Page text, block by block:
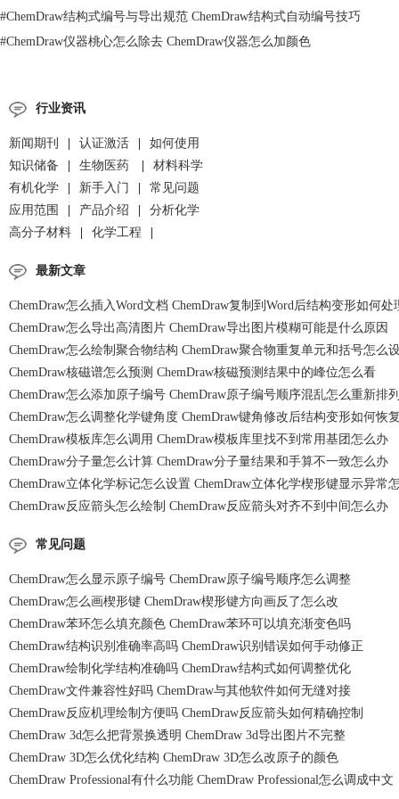
#ChemDraw结构式编号与导出规范 ChemDraw结构式自动编号技巧
#ChemDraw仪器桃心怎么除去 ChemDraw仪器怎么加颜色
行业资讯
新闻期刊 认证激活
如何使用
知识储备
生物医药
材料科学
有机化学
新手入门
常见问题
应用范围
产品介绍
分析化学
高分子材料
化学工程
最新文章
ChemDraw怎么插入Word文档 ChemDraw复制到Word后结构变形如何处
ChemDraw怎么导出高清图片 ChemDraw导出图片模糊可能是什么原因
ChemDraw怎么绘制聚合物结构 ChemDraw聚合物重复单元和括号怎么
ChemDraw核磁谱怎么预测 ChemDraw核磁预测结果中的峰位怎么看
ChemDraw怎么添加原子编号 ChemDraw原子编号顺序混乱怎么重新排列
ChemDraw怎么调整化学键角度 ChemDraw键角修改后结构变形如何恢复
ChemDraw模板库怎么调用 ChemDraw模板库里找不到常用基团怎么办
ChemDraw分子量怎么计算 ChemDraw分子量结果和手算不一致怎么办
ChemDraw立体化学标记怎么设置 ChemDraw立体化学楔形键显示异常
ChemDraw反应箭头怎么绘制 ChemDraw反应箭头对齐不到中间怎么办
常见问题
ChemDraw怎么显示原子编号 ChemDraw原子编号顺序怎么调整
ChemDraw怎么画楔形键 ChemDraw楔形键方向画反了怎么改
ChemDraw苯环怎么填充颜色 ChemDraw苯环可以填充渐变色吗
ChemDraw结构识别准确率高吗 ChemDraw识别错误如何手动修正
ChemDraw绘制化学结构准确吗 ChemDraw结构式如何调整优化
ChemDraw文件兼容性好吗 ChemDraw与其他软件如何无缝对接
ChemDraw反应机理绘制方便吗 ChemDraw反应箭头如何精确控制
ChemDraw 3d怎么把背景换透明 ChemDraw 3d导出图片不完整
ChemDraw 3D怎么优化结构 ChemDraw 3D怎么改原子的颜色
ChemDraw Professional有什么功能 ChemDraw Professional怎么调成中文